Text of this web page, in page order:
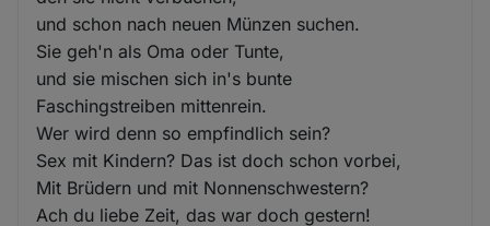
und schon nach neuen Münzen suchen.
Sie geh'n als Oma oder Tunte,
und sie mischen sich in's bunte
Faschingstreiben mittenrein.
Wer wird denn so empfindlich sein?
Sex mit Kindern? Das ist doch schon vorbei,
Mit Brüdern und mit Nonnenschwestern?
Ach du liebe Zeit, das war doch gestern!